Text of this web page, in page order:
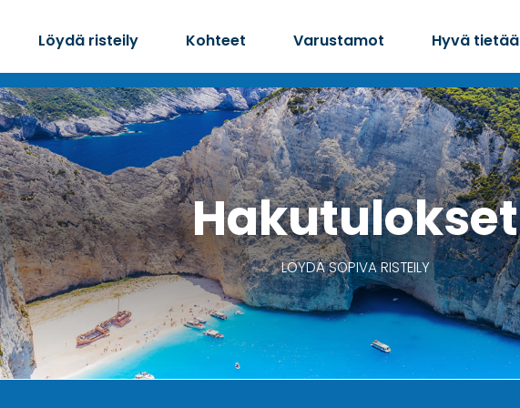
Löydä risteily Kohteet Varustamot Hyvä tietää
Hakutulokset
LÖYDÄ SOPIVA RISTEILY